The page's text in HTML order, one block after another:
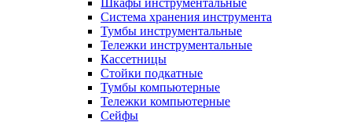
Система хранения инструмента
Тумбы инструментальные
Тележки инструментальные
Кассетницы
Стойки подкатные
Тумбы компьютерные
Тележки компьютерные
Сейфы